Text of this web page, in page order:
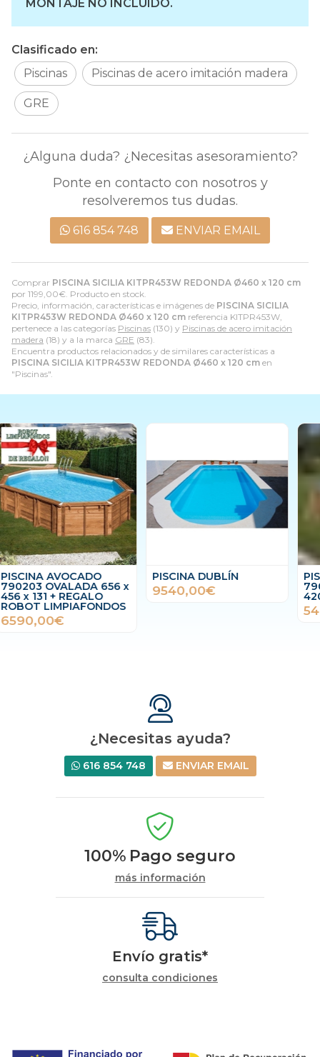
Comprar PISCINA SICILIA KITPR453W REDONDA Ø460 x 120 cm
por 1199,00€ . Producto en stock.
Precio, información, características e imágenes de PISCINA SICILIA
KITPR453W REDONDA Ø460 x 120 cm referencia KITPR453W,
pertenece a las categorías Piscinas (130) y Piscinas de acero imitación
madera (18) y a la marca GRE (83).
Encuentra productos relacionados y de similares características a
PISCINA SICILIA KITPR453W REDONDA Ø460 x 120 cm en
"Piscinas".
MONTAJE NO INCLUÍDO.
Clasificado en:
Piscinas
Piscinas de acero imitación madera
GRE
¿Alguna duda? ¿Necesitas asesoramiento?
Ponte en contacto con nosotros y
resolveremos tus dudas.
616 854 748 ENVIAR EMAIL
PISCINA DUBLÍN
9540,00€
PISCINA RECTANGULAR
7900962 MARBELLA2 –
420 x 270 x 117cm
¿Necesitas ayuda?
616 854 748 ENVIAR EMAIL
100% Pago seguro
más información
Envío gratis*
consulta condiciones